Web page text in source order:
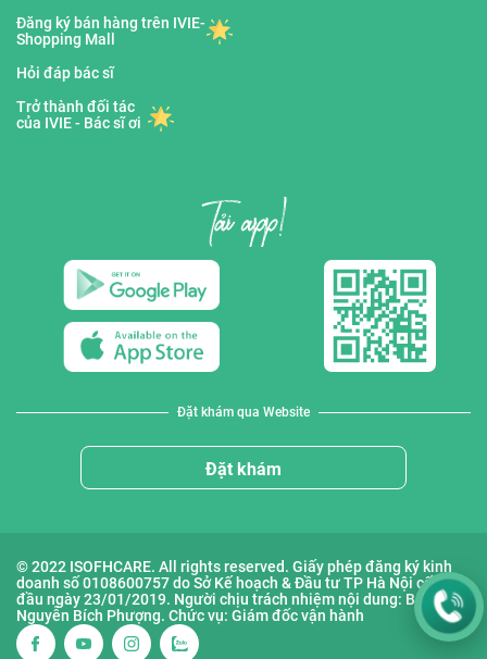
Đăng ký bán hàng trên IVIE-
Shopping Mall
Hỏi đáp bác sĩ
Trở thành đối tác
của IVIE - Bác sĩ ơi
Đặt khám qua Website
Đặt khám
© 2022 ISOFHCARE. All rights reserved. Giấy phép đăng ký kinh
doanh số 0108600757 do Sở Kế hoạch & Đầu tư TP Hà Nội cấp lần
đầu ngày 23/01/2019. Người chịu trách nhiệm nội dung: Bà
Nguyễn Bích Phượng. Chức vụ: Giám đốc vận hành